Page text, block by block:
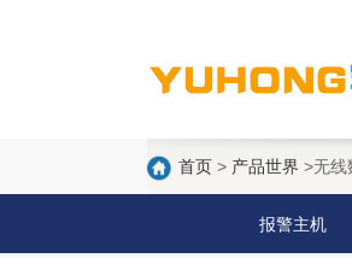
首页 > 产品世界 >无线
报警主机